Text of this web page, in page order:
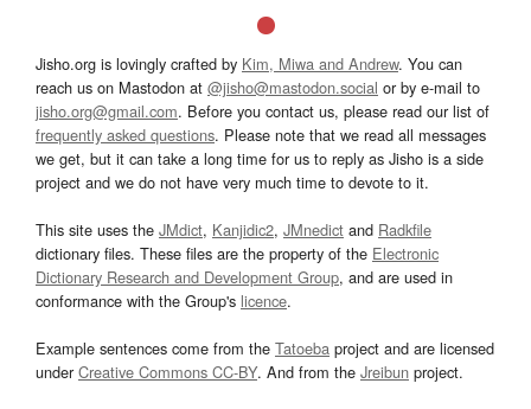
Jisho.org is lovingly crafted by Kim, Miwa and Andrew. You can
reach us on Mastodon at @jisho@mastodon.social or by e-mail to
jisho.org@gmail.com. Before you contact us, please read our list of
frequently asked questions. Please note that we read all messages
we get, but it can take a long time for us to reply as Jisho is a side
project and we do not have very much time to devote to it.
This site uses the JMdict, Kanjidic2, JMnedict and Radkfile
dictionary files. These files are the property of the Electronic
Dictionary Research and Development Group, and are used in
conformance with the Group's licence.
Example sentences come from the Tatoeba project and are licensed
underCreative Commons CC-BY. And from the Jreibun project.